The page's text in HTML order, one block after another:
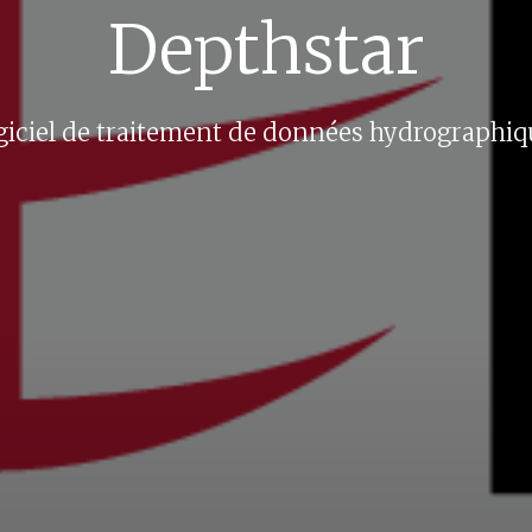
Depthstar
de traitement de données